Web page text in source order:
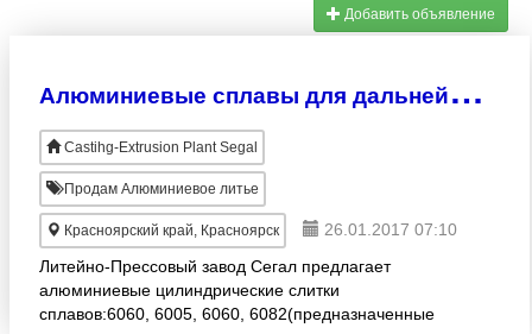
Добавить объявление
А
люминиевые сплавы для дальнейшего экструдирования и профиля
Castihg-Extrusion Plant Segal
Продам Алюминиевое литье
Красноярский край, Красноярск
26.01.2017 07:10
Литейно-Прессовый завод Сегал предлагает
алюминиевые цилиндрические слитки
сплавов:6060, 6005, 6060, 6082(предназначенные